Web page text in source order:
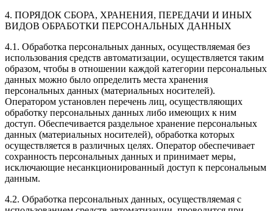
4. ПОРЯДОК СБОРА, ХРАНЕНИЯ, ПЕРЕДАЧИ И ИНЫХ
ВИДОВ ОБРАБОТКИ ПЕРСОНАЛЬНЫХ ДАННЫХ
4.1. Обработка персональных данных, осуществляемая без
использования средств автоматизации, осуществляется таким
образом, чтобы в отношении каждой категории персональных
данных можно было определить места хранения
персональных данных (материальных носителей).
Оператором установлен перечень лиц, осуществляющих
обработку персональных данных либо имеющих к ним
доступ. Обеспечивается раздельное хранение персональных
данных (материальных носителей), обработка которых
осуществляется в различных целях. Оператор обеспечивает
сохранность персональных данных и принимает меры,
исключающие несанкционированный доступ к персональным
данным.
4.2. Обработка персональных данных, осуществляемая с